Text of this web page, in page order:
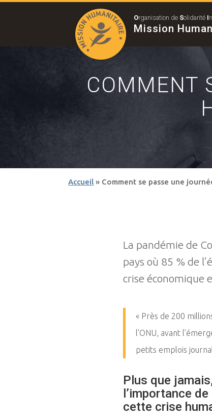
Organisation de Solidarité I
Mission
COMMENT
Accueil » Comment se passe une
La pandémie de
pays où 85 % de
crise économique
« Près de 200
l’ONU, avant
petits emplois
Plus que
l’importance
cette crise